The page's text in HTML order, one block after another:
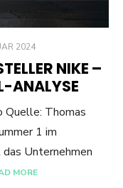
2024
NIKE –
ANALYSE
Quelle: Thomas
1 im
Unternehmen
MORE